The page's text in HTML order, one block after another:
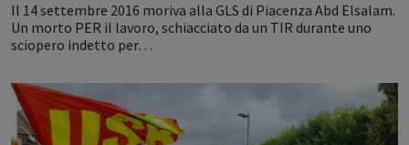
Il 14 settembre 2016 moriva alla GLS di Piacenza Abd Elsalam.
Un morto PER il lavoro, schiacciato da un TIR durante uno
sciopero indetto per…